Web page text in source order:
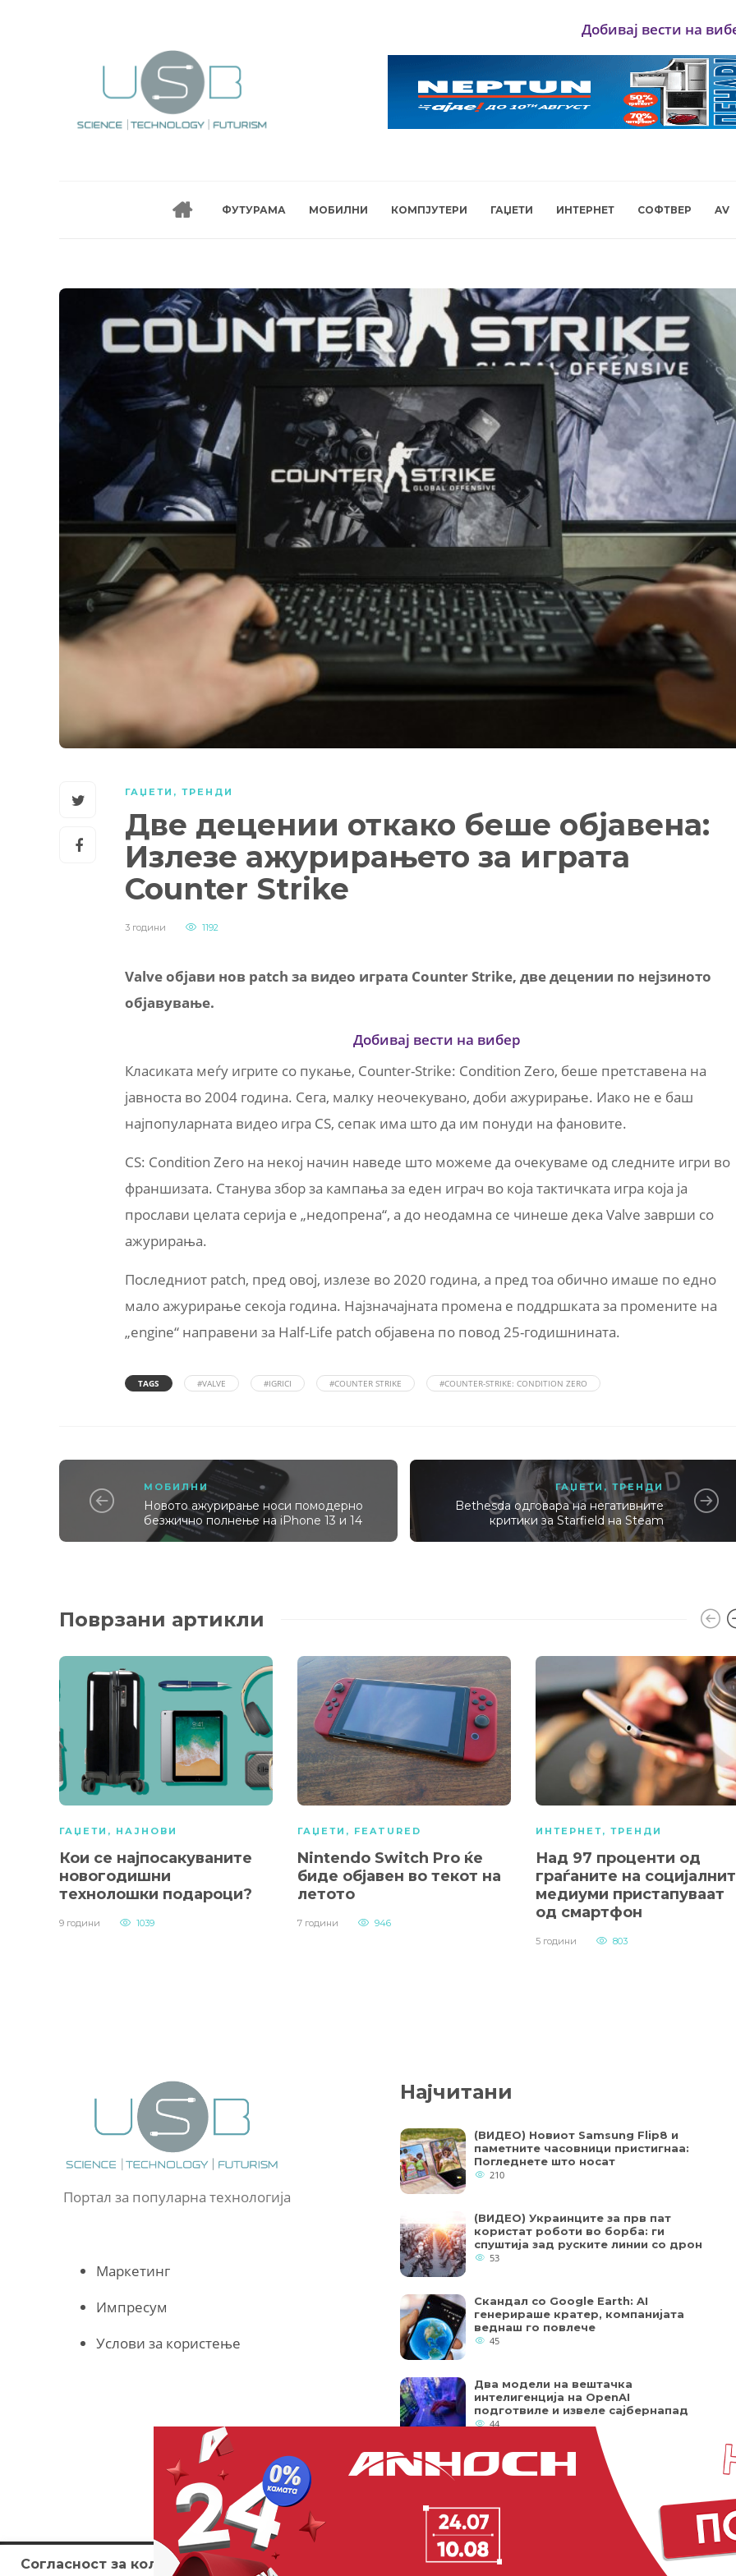
Добивај вести на
ФУТУРАМА МОБИЛНИ КОМПЈУТЕРИ ГАЏЕТИ ИНТЕРНЕТ СОФТВЕР AV
ГАЏЕТИ , ТРЕНДИ
Две децении откако беше објавена:
Излезе ажурирањето за играта
Counter Strike
3 години 1192
Valve објави нов patch за видео играта Counter Strike, две децении по нејзиното
објавување.
Добивај вести на вибер
Класиката меѓу игрите со пукање, Counter-Strike: Condition Zero, беше претставена на
јавноста во 2004 година. Сега, малку неочекувано, доби ажурирање. Иако не е баш
најпопуларната видео игра CS, сепак има што да им понуди на фановите.
CS: Condition Zero на некој начин наведе што можеме да очекуваме од следните игри во
франшизата. Станува збор за кампања за еден играч во која тактичката игра која ја
прослави целата серија е „недопрена“, а до неодамна се чинеше дека Valve заврши со
ажурирања.
Последниот patch, пред овој, излезе во 2020 година, а пред тоа обично имаше по едно
мало ажурирање секоја година. Најзначајната промена е поддршката за промените на
„engine“ направени за Half-Life patch објавена по повод 25-годишнината.
TAGS #VALVE #IGRICI #COUNTER STRIKE #COUNTER-STRIKE: CONDITION ZERO
МОБИЛНИ
Новото ажурирање носи помодерно
безжично полнење на iPhone 13 и 14
ГАЏЕТИ ,ТРЕНДИ
Bethesda одговара на негативните
критики за Starfield на Steam
Поврзани артикли
ГАЏЕТИ , НАЈНОВИ
Кои се најпосакуваните
новогодишни
технолошки подароци?
9 години 1039
ГАЏЕТИ , FEATURED
Nintendo Switch Pro ќе
биде објавен во текот на
летото
7 години 946
ИНТЕРНЕТ, ТРЕНДИ
Над 97 проценти од
граѓаните на
медиуми пристапуваат
од смартфон
5 години 803
Портал за популарна технологија
Маркетинг
Импресум
Услови за користење
Најчитани
(ВИДЕО) Новиот Samsung Flip8 и
паметните часовници пристигнаа:
Погледнете што носат
210
(ВИДЕО) Украинците за прв пат
користат роботи во борба: ги
спуштија зад руските линии со дрон
53
Скандал со Google Earth: AI
генерираше кратер, компанијата
веднаш го повлече
45
Два модели на вештачка
интелигенција на OpenAI
подготвиле и извеле сајбернапад
44
Согласност за колачиња (cookies)